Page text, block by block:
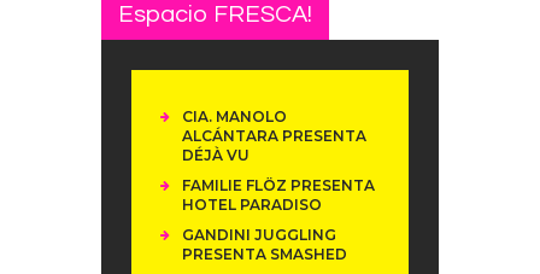
Espacio FRESCA!
CIA. MANOLO
ALCÁNTARA PRESENTA
DÉJÀ VU
FAMILIE FLÖZ PRESENTA
HOTEL PARADISO
GANDINI JUGGLING
PRESENTA SMASHED